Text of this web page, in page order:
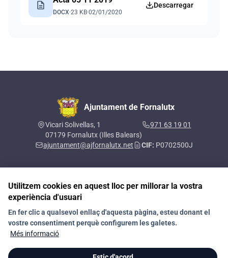
description
DOCX·23 KB·02/01/2020
Descarregar
Ajuntament de Fornalutx
Vicari Solivellas, 1
07179 Fornalutx (Illes Balears)
971 63 19 01
ajuntament@ajfornalutx.net CIF: P0702500J
Segueix-nos a les xarxes socials
Política de privacitat
Avís legal
Política de galetes (Cookies)
Utilitzem cookies en aquest lloc per millorar la vostra
experiència d'usuari
En fer clic a qualsevol enllaç d'aquesta pàgina, esteu donant el
vostre consentiment perquè configurem les galetes.
Més informació